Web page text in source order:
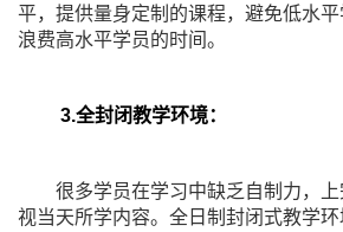
平，提供量身定制的课程，避免低水
浪费高水平学员的时间。
3.全封闭教学环境：
很多学员在学习中缺乏自制力，上
视当天所学内容。全日制封闭式教学